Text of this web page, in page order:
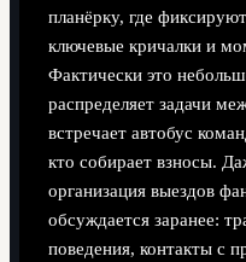
планёрку, где
ключевые кричалки и
Фактически это
распределяет задачи
встречает автобус
кто собирает взносы.
организация выездов
обсуждается заранее:
поведения, контакты с